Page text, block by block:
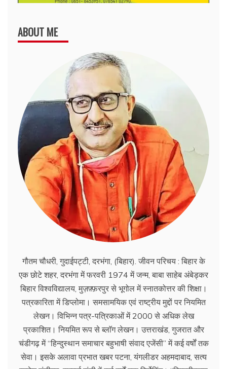
ABOUT ME
गौतम चौधरी, गुदाईपट्टी, दरभंगा, (बिहार). जीवन परिचय : बिहार के
एक छोटे शहर, दरभंगा में फरवरी 1974 में जन्म, बाबा साहेब अंबेड्कर
बिहार विश्वविद्यालय, मुज़फ़्फ़रपुर से भूगोल में स्नातकोत्तर की शिक्षा।
पत्रकारिता में डिप्लोमा। समसामयिक एवं राष्ट्रीय मुद्दों पर नियमित
लेखन। विभिन्न पत्र-पत्रिकाओं में 2000 से अधिक लेख
प्रकाशित। नियमित रूप से ब्लाॅग लेखन। उत्तराखंड, गुजरात और
चंडीगढ़ में ‘‘हिन्दुस्थान समाचार बहुभाषी संवाद एजेंसी’’ में कई वर्षों तक
सेवा। इसके अलावा प्रभात खबर पटना, यंगलीडर अहमदाबाद, सत्य